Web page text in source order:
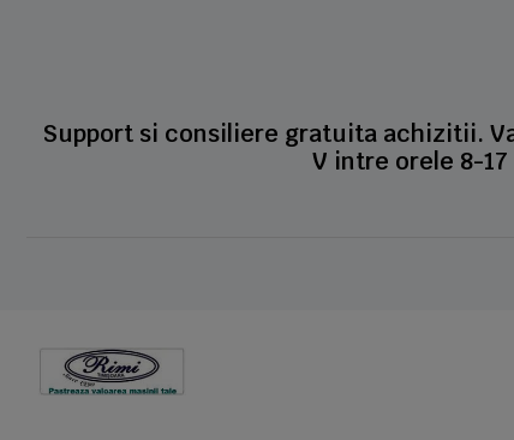
Support si consiliere gratuita achizitii.
V intre orele 8-17